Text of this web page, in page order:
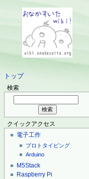
トップ
検索
クイックアクセス
電子工作
プロトタイピング
Arduino
M5Stack
Raspberry Pi